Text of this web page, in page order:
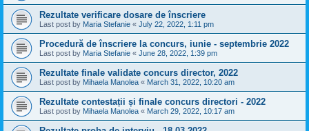
Rezultate verificare dosare de înscriere
Last post by Maria Stefanie « July 22, 2022, 1:11 pm
Procedură de înscriere la concurs, iunie - septembrie 2022
Last post by Maria Stefanie « June 28, 2022, 1:39 pm
Rezultate finale validate concurs director, 2022
Last post by Mihaela Manolea « March 31, 2022, 10:20 am
Rezultate contestații și finale concurs directori - 2022
Last post by Mihaela Manolea « March 29, 2022, 10:17 am